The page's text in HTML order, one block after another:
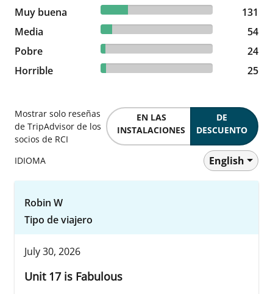
Muy buena
24.08% reviewed Muy buena
131 reviews
131
Media
9.93% reviewed Media
54 reviews
54
Pobre
4.41% reviewed Pobre
24 reviews
24
Horrible
4.6% reviewed Horrible
25 reviews 25
Mostrar solo reseñas
de TripAdvisor de los
socios de RCI
EN LAS
INSTALACIONES
DE
DESCUENTO
IDIOMA English
Robin W
Tipo de viajero
July 30, 2026
Unit 17 is Fabulous